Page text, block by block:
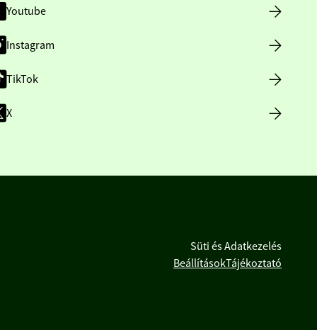
Youtube
Instagram
TikTok
X
Süti és Adatkezelés
BeállításokTájékoztató